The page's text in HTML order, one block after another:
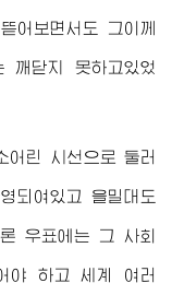
어보면서도 그이께
깨닫지 못하고있었
어린 시선으로 둘러
되여있고 을밀대도
우표에는 그 사회
야 하고 세계 여러